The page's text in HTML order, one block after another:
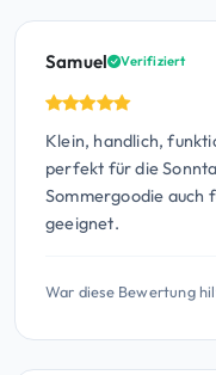
Samuel Verifiziert
Klein, handlich,
perfekt für die
Sommergoodie auch
geeignet.
War diese Bewertung